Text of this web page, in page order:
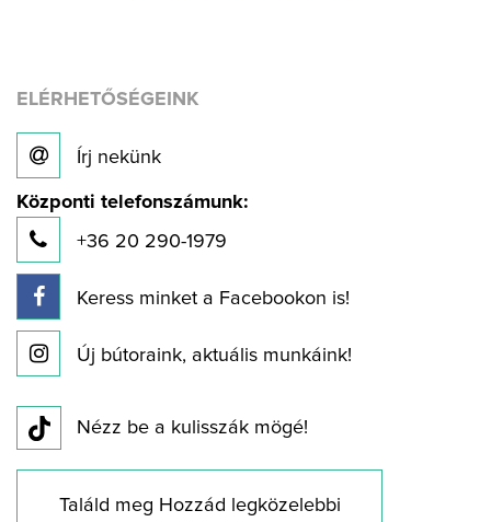
ELÉRHETŐSÉGEINK
Írj nekünk
Központi telefonszámunk:
+36 20 290-1979
Keress minket a Facebookon is!
Új bútoraink, aktuális munkáink!
Nézz be a kulisszák mögé!
Találd meg Hozzád legközelebbi